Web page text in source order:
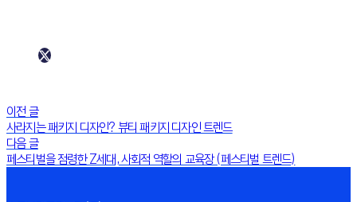
이전 글
사라지는 패키지 디자인? 뷰티 패키지 디자인 트렌드
다음 글
페스티벌을 점령한 Z세대, 사회적 역할의 교육장 (페스티벌 트렌드)